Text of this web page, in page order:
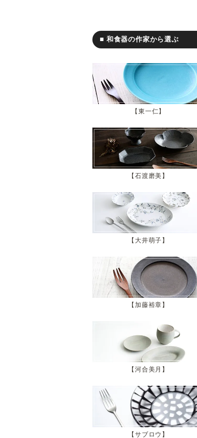
■ 和食器の作家から選ぶ
東一仁
石渡磨美
大井萌子
加藤裕章
河合美月
サブロウ